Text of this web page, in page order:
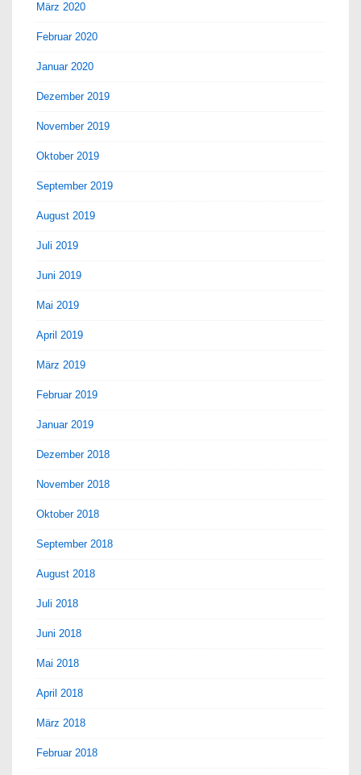
März 2020
Februar 2020
Januar 2020
Dezember 2019
November 2019
Oktober 2019
September 2019
August 2019
Juli 2019
Juni 2019
Mai 2019
April 2019
März 2019
Februar 2019
Januar 2019
Dezember 2018
November 2018
Oktober 2018
September 2018
August 2018
Juli 2018
Juni 2018
Mai 2018
April 2018
März 2018
Februar 2018